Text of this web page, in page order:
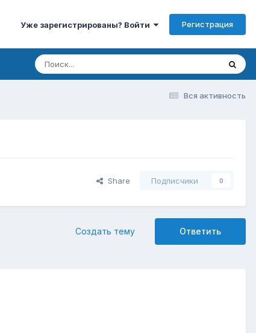
Уже зарегистрированы? Войти Регистрация
Вся активность
Share Подписчики 0
Ответить
Создать тему